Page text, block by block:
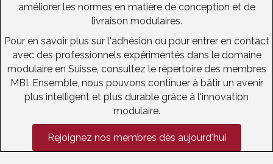
améliorer les normes en matière de conception et de
livraison modulaires.
Pour en savoir plus sur l'adhésion ou pour entrer en contact
avec des professionnels expérimentés dans le domaine
modulaire en Suisse, consultez le répertoire des membres
MBI. Ensemble, nous pouvons continuer à bâtir un avenir
plus intelligent et plus durable grâce à l'innovation
modulaire.
Rejoignez nos membres dès aujourd'hui